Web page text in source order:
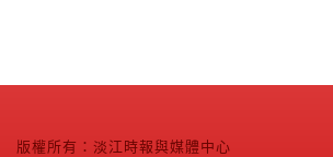
版權所有：淡江時報與媒體中心